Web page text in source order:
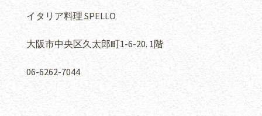
イタリア料理 SPELLO
大阪市中央区久太郎町1-6-20. 1階
06-6262-7044